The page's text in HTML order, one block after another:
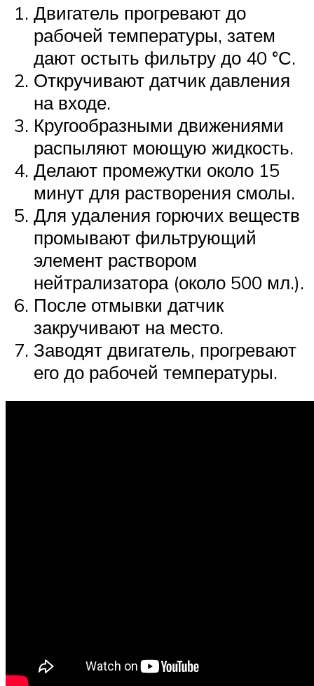
Двигатель прогревают до
рабочей температуры, затем
дают остыть фильтру до 40 °С.
Откручивают датчик давления
на входе.
Кругообразными движениями
распыляют моющую жидкость.
Делают промежутки около 15
минут для растворения смолы.
Для удаления горючих веществ
промывают фильтрующий
элемент раствором
нейтрализатора (около 500 мл.).
После отмывки датчик
закручивают на место.
Заводят двигатель, прогревают
его до рабочей температуры.